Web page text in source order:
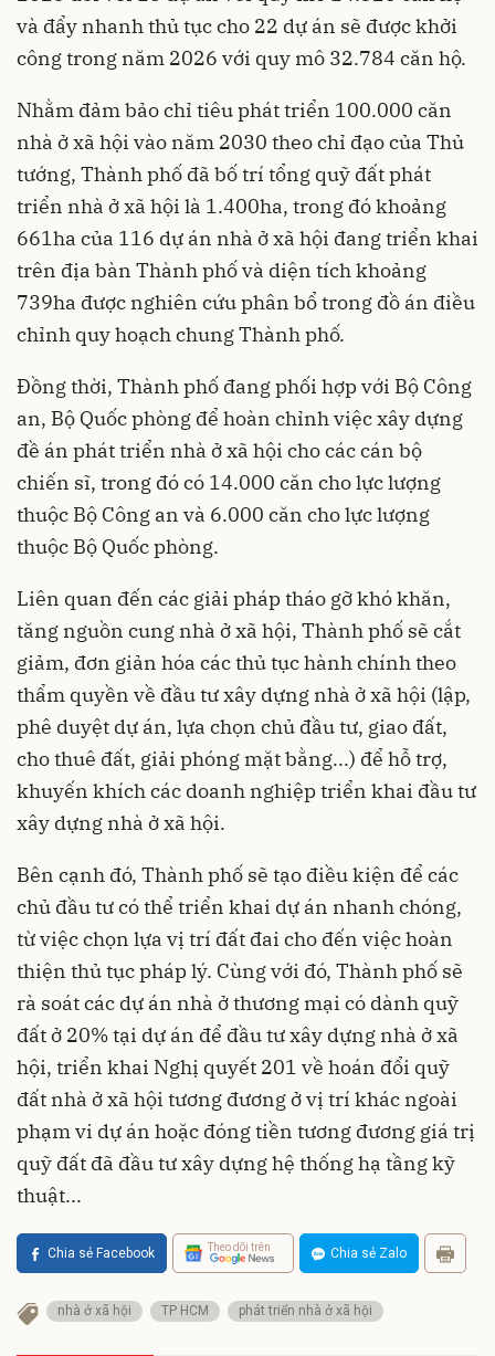
và đẩy nhanh thủ tục cho 22 dự án sẽ được khởi
công trong năm 2026 với quy mô 32.784 căn hộ.
Nhằm đảm bảo chỉ tiêu phát triển 100.000 căn
nhà ở xã hội vào năm 2030 theo chỉ đạo của Thủ
tướng, Thành phố đã bố trí tổng quỹ đất phát
triển nhà ở xã hội là 1.400ha, trong đó khoảng
661ha của 116 dự án nhà ở xã hội đang triển khai
trên địa bàn Thành phố và diện tích khoảng
739ha được nghiên cứu phân bổ trong đồ án điều
chỉnh quy hoạch chung Thành phố.
Đồng thời, Thành phố đang phối hợp với Bộ Công
an, Bộ Quốc phòng để hoàn chỉnh việc xây dựng
đề án phát triển nhà ở xã hội cho các cán bộ
chiến sĩ, trong đó có 14.000 căn cho lực lượng
thuộc Bộ Công an và 6.000 căn cho lực lượng
thuộc Bộ Quốc phòng.
Liên quan đến các giải pháp tháo gỡ khó khăn,
tăng nguồn cung nhà ở xã hội, Thành phố sẽ cắt
giảm, đơn giản hóa các thủ tục hành chính theo
thẩm quyền về đầu tư xây dựng nhà ở xã hội (lập,
phê duyệt dự án, lựa chọn chủ đầu tư, giao đất,
cho thuê đất, giải phóng mặt bằng...) để hỗ trợ,
khuyến khích các doanh nghiệp triển khai đầu tư
xây dựng nhà ở xã hội.
Bên cạnh đó, Thành phố sẽ tạo điều kiện để các
chủ đầu tư có thể triển khai dự án nhanh chóng,
từ việc chọn lựa vị trí đất đai cho đến việc hoàn
thiện thủ tục pháp lý. Cùng với đó, Thành phố sẽ
rà soát các dự án nhà ở thương mại có dành quỹ
đất ở 20% tại dự án để đầu tư xây dựng nhà ở xã
hội, triển khai Nghị quyết 201 về hoán đổi quỹ
đất nhà ở xã hội tương đương ở vị trí khác ngoài
phạm vi dự án hoặc đóng tiền tương đương giá trị
quỹ đất đã đầu tư xây dựng hệ thống hạ tầng kỹ
thuật...
Chia sẻ Facebook Theo dõi trên Chia sẻ Zalo
nhà ở xã hội TP HCM phát triển nhà ở xã hội